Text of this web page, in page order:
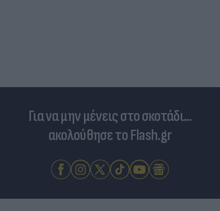
Για να μην μένεις στο σκοτάδι...
ακολούθησε το Flash.gr